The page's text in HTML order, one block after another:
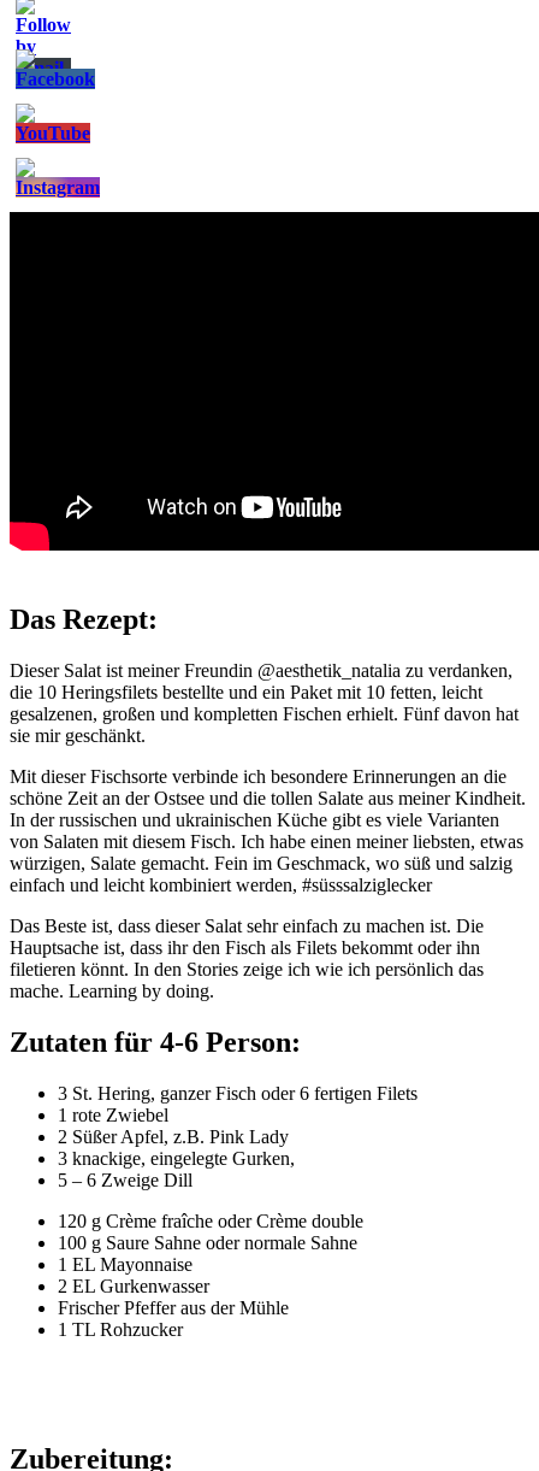
Das Rezept:
Dieser Salat ist meiner Freundin @aesthetik_natalia zu verdanken,
die 10 Heringsfilets bestellte und ein Paket mit 10 fetten, leicht
gesalzenen, großen und kompletten Fischen erhielt. Fünf davon hat
sie mir geschänkt.
Mit dieser Fischsorte verbinde ich besondere Erinnerungen an die
schöne Zeit an der Ostsee und die tollen Salate aus meiner Kindheit.
In der russischen und ukrainischen Küche gibt es viele Varianten
von Salaten mit diesem Fisch. Ich habe einen meiner liebsten, etwas
würzigen, Salate gemacht. Fein im Geschmack, wo süß und salzig
einfach und leicht kombiniert werden, #süsssalziglecker
Das Beste ist, dass dieser Salat sehr einfach zu machen ist. Die
Hauptsache ist, dass ihr den Fisch als Filets bekommt oder ihn
filetieren könnt. In den Stories zeige ich wie ich persönlich das
mache. Learning by doing.
Zutaten für 4-6 Person:
3 St. Hering, ganzer Fisch oder 6 fertigen Filets
1 rote Zwiebel
2 Süßer Apfel, z.B. Pink Lady
3 knackige, eingelegte Gurken,
5 – 6 Zweige Dill
120 g Crème fraîche oder Crème double
100 g Saure Sahne oder normale Sahne
1 EL Mayonnaise
2 EL Gurkenwasser
Frischer Pfeffer aus der Mühle
1 TL Rohzucker
Zubereitung: